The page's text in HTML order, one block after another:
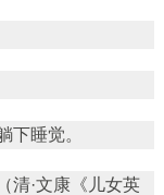
下睡觉。
清·文康《儿女英